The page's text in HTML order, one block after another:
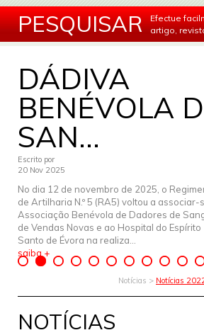
PESQUISAR
Efectue
artigo,
DÁDIVA
BENÉVOLA
SAN...
Escrito por
20 Nov 2025
No dia 12 de novembro de 2025, o
de Artilharia N.º 5 (RA5) voltou a associar-
Associação Benévola de Dadores de
de Vendas Novas e ao Hospital do Espírito
Santo de Évora na realiza...
saiba +
Notícias > Notícias
NOTÍCIAS